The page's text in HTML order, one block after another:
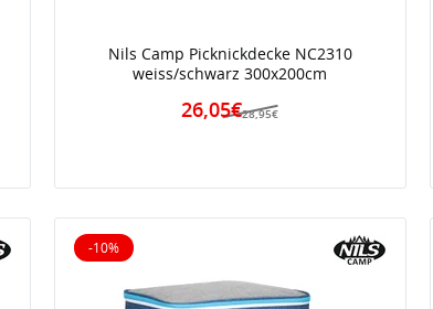
Nils Camp Picknickdecke NC2310
weiss/schwarz 300x200cm
28,95€
26,05€
-10%
10% reduziert